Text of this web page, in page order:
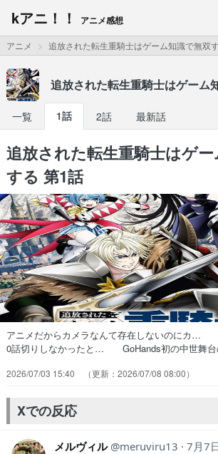
kアニ！！ アニメ感想
アニメ 追放された転生重騎士はゲーム知識で無双
追放された転生重騎士はゲーム
一覧 1話 2話 最新話
追放された転生重騎士はゲ
する 第1話
アニメだからカメラなんて存在しないのにカ…
0話切りしなかったと… GoHands初の中世舞
かで見た感じなんだけ… ◆個人的今期注目アニ
読んでたけど、アニメ版は… 子供のエルマ、デ
は最… エルマ・エドヴァン（幼少期）（CVゲ
2026/07/03 15:40 2026/07/08 08:00
Xでの反応
メルヴィル meruviru13
7月7